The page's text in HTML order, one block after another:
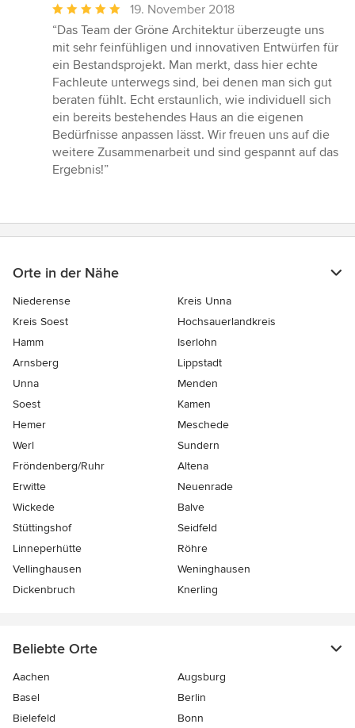
Durchschnittliche
Bewertung:
5
von
5
Sternen
19. November 2018
“Das Team der Gröne Architektur überzeugte uns
mit sehr feinfühligen und innovativen Entwürfen für
ein Bestandsprojekt. Man merkt, dass hier echte
Fachleute unterwegs sind, bei denen man sich gut
beraten fühlt. Echt erstaunlich, wie individuell sich
ein bereits bestehendes Haus an die eigenen
Bedürfnisse anpassen lässt. Wir freuen uns auf die
weitere Zusammenarbeit und sind gespannt auf das
Ergebnis!”
Orte in der Nähe
Niederense
Kreis Unna
Kreis Soest
Hochsauerlandkreis
Hamm
Iserlohn
Arnsberg
Lippstadt
Unna
Menden
Soest
Kamen
Hemer
Meschede
Werl
Sundern
Fröndenberg/Ruhr
Altena
Erwitte
Neuenrade
Wickede
Balve
Stüttingshof
Seidfeld
Linneperhütte
Röhre
Vellinghausen
Weninghausen
Dickenbruch
Knerling
Beliebte Orte
Aachen
Augsburg
Basel
Berlin
Bielefeld
Bonn